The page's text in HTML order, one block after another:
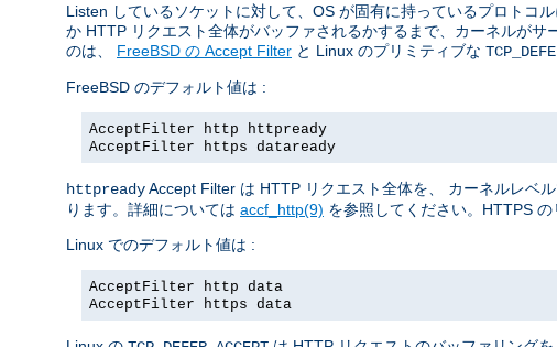
Listen しているソケットに対して、OS が固有に持っているプロトコ
か HTTP リクエスト全体がバッファされるかするまで、カーネルが
のは、 FreeBSD の Accept Filter と Linux のプリミティブな
FreeBSD のデフォルト値は :
AcceptFilter http httpready
AcceptFilter https dataready
httpreadyAccept Filter は HTTP リクエスト全体を、 カーネルレベ
ります。詳細については accf_http(9) を参照してください。HTTPS
Linux でのデフォルト値は :
AcceptFilter http data
AcceptFilter https data